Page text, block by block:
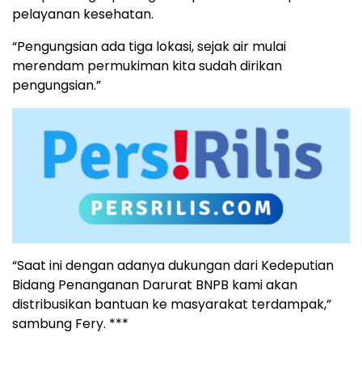
pelayanan kesehatan.
“Pengungsian ada tiga lokasi, sejak air mulai
merendam permukiman kita sudah dirikan
pengungsian.”
“Saat ini dengan adanya dukungan dari Kedeputian
Bidang Penanganan Darurat BNPB kami akan
distribusikan bantuan ke masyarakat terdampak,”
sambung Fery. ***